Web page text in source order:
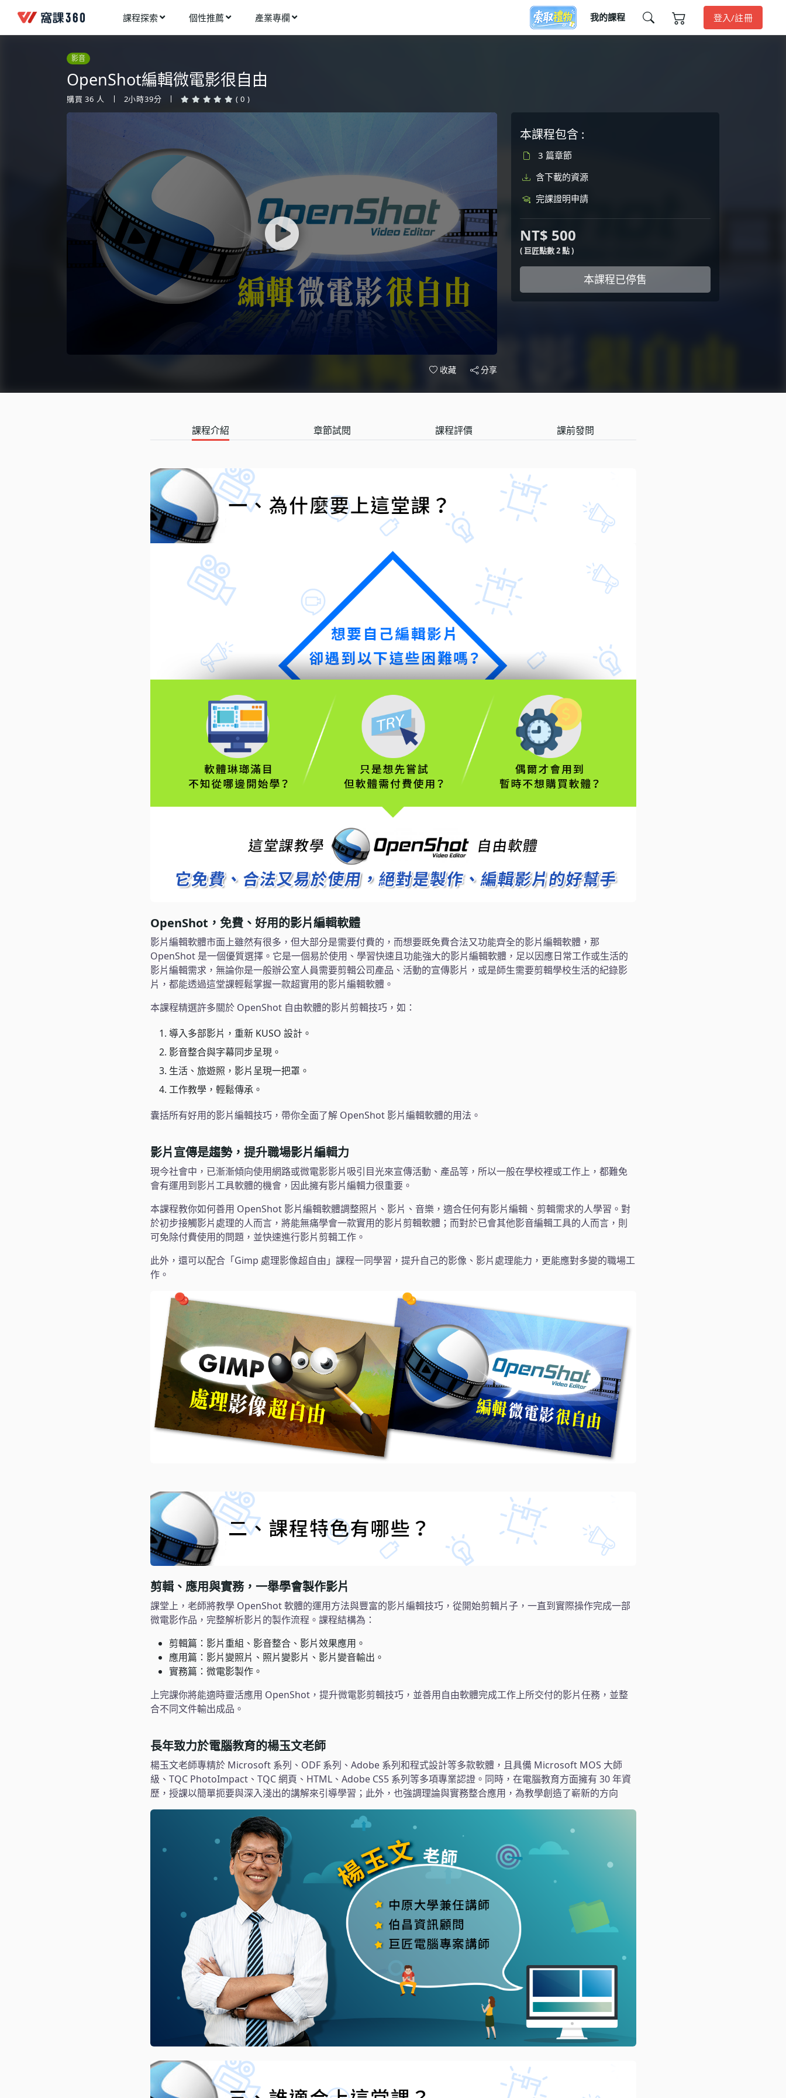
課程探索
多媒體動畫
健康生活
程式與資料庫
視覺設計
電繪與手繪
網頁設計
網路行銷
網路管理
語言學習
影視特效
個性推薦
架構師
創造者
溝通者
執行者
產業專欄
影像動畫
設計應用
健康生活
理財投資
所有專欄
我的課程 登入/註冊
今天想要學什麼?
窩課推薦給您
影音
OpenShot編輯微電影很自由
購買 36 人 2小時39分 ( 0 )
收藏 分享
本課程包含 :
3 篇章節
含下載的資源
完課證明申請
NT$ 500
( 巨匠點數 2 點 )
本課程已停售
課程介紹 章節試閱 課程評價 課前發問
OpenShot，免費、好用的影片編輯軟體
影片編輯軟體市面上雖然有很多，但大部分是需要付費的，而想要既免費合法又功能齊全的影片編輯軟體，那
OpenShot 是一個優質選擇。它是一個易於使用、學習快速且功能強大的影片編輯軟體，足以因應日常工作或生活的
影片編輯需求，無論你是一般辦公室人員需要剪輯公司產品、活動的宣傳影片，或是師生需要剪輯學校生活的紀錄影
片，都能透過這堂課輕鬆掌握一款超實用的影片編輯軟體。
本課程精選許多關於 OpenShot 自由軟體的影片剪輯技巧，如：
導入多部影片，重新 KUSO 設計。
影音整合與字幕同步呈現。
生活、旅遊照，影片呈現一把罩。
工作教學，輕鬆傳承。
囊括所有好用的影片編輯技巧，帶你全面了解 OpenShot 影片編輯軟體的用法。
影片宣傳是趨勢，提升職場影片編輯力
現今社會中，已漸漸傾向使用網路或微電影影片吸引目光來宣傳活動、產品等，所以一般在學校裡或工作上，都難免
會有運用到影片工具軟體的機會，因此擁有影片編輯力很重要。
本課程教你如何善用 OpenShot 影片編輯軟體調整照片、影片、音樂，適合任何有影片編輯、剪輯需求的人學習。對
於初步接觸影片處理的人而言，將能無痛學會一款實用的影片剪輯軟體；而對於已會其他影音編輯工具的人而言，則
可免除付費使用的問題，並快速進行影片剪輯工作。
此外，還可以配合「Gimp 處理影像超自由」課程一同學習，提升自己的影像、影片處理能力，更能應對多變的職場工
作。
剪輯、應用與實務，一舉學會製作影片
課堂上，老師將教學 OpenShot 軟體的運用方法與豐富的影片編輯技巧，從開始剪輯片子，一直到實際操作完成一部
微電影作品，完整解析影片的製作流程。課程結構為：
剪輯篇：影片重組、影音整合、影片效果應用。
應用篇：影片變照片、照片變影片、影片變音輸出。
實務篇：微電影製作。
上完課你將能適時靈活應用 OpenShot，提升微電影剪輯技巧，並善用自由軟體完成工作上所交付的影片任務，並整
合不同文件輸出成品。
長年致力於電腦教育的楊玉文老師
楊玉文老師專精於 Microsoft 系列、ODF 系列、Adobe 系列和程式設計等多款軟體，且具備 Microsoft MOS 大師
級、TQC PhotoImpact、TQC 網頁、HTML、Adobe CS5 系列等多項專業認證。同時，在電腦教育方面擁有 30 年資
歷，授課以簡單扼要與深入淺出的講解來引導學習；此外，也強調理論與實務整合應用，為教學創造了嶄新的方向